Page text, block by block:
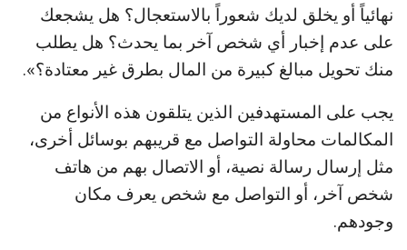
نهائياً أو يخلق لديك شعوراً بالاستعجال؟ هل يشجعك
على عدم إخبار أي شخص آخر بما يحدث؟ هل يطلب
منك تحويل مبالغ كبيرة من المال بطرق غير معتادة؟».
يجب على المستهدفين الذين يتلقون هذه الأنواع من
المكالمات محاولة التواصل مع قريبهم بوسائل أخرى،
مثل إرسال رسالة نصية، أو الاتصال بهم من هاتف
شخص آخر، أو التواصل مع شخص يعرف مكان
وجودهم.